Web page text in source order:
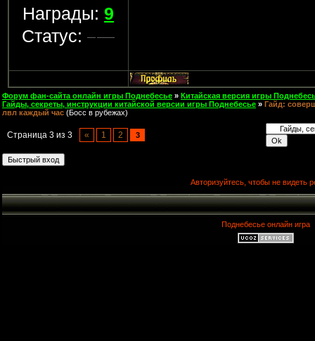
Награды: 9
Статус:
Форум фан-сайта онлайн игры Поднебесье » Китайская версия игры
Гайды, секреты, инструкции китайской версии игры Поднебесье » Гайд:
лвл каждый час (Босс в рубежах)
Страница 3 из 3 « 1 2 3
Авторизуйтесь, чтобы не видеть
Поднебесье онлайн игра